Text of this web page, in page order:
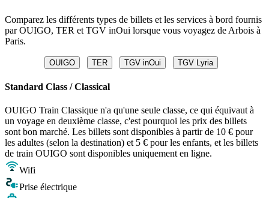
Comparez les différents types de billets et les services à bord fournis
par OUIGO, TER et TGV inOui lorsque vous voyagez de Arbois à
Paris.
OUIGO TER TGV inOui TGV Lyria
Standard Class / Classical
OUIGO Train Classique n'a qu'une seule classe, ce qui équivaut à
un voyage en deuxième classe, c'est pourquoi les prix des billets
sont bon marché. Les billets sont disponibles à partir de 10 € pour
les adultes (selon la destination) et 5 € pour les enfants, et les billets
de train OUIGO sont disponibles uniquement en ligne.
Wifi
Prise électrique